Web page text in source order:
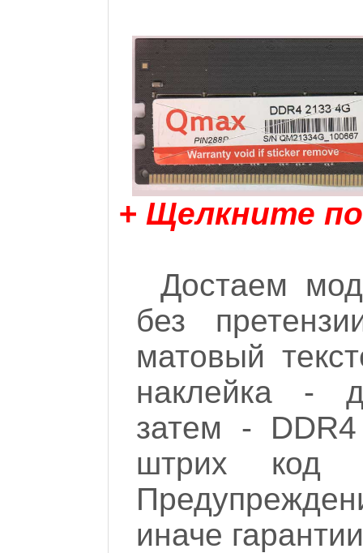
+ Щелкните
Достаем
без
матовый
наклейка -
затем -
штрих код
иначе